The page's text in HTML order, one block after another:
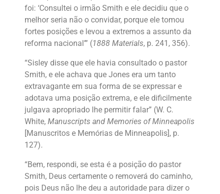
foi: ‘Consultei o irmão Smith e ele decidiu que o
melhor seria não o convidar, porque ele tomou
fortes posições e levou a extremos a assunto da
reforma nacional’” (1888 Materials, p. 241, 356).
“Sisley disse que ele havia consultado o pastor
Smith, e ele achava que Jones era um tanto
extravagante em sua forma de se expressar e
adotava uma posição extrema, e ele dificilmente
julgava apropriado lhe permitir falar” (W. C.
White, Manuscripts and Memories of Minneapolis
[Manuscritos e Memórias de Minneapolis], p.
127).
“Bem, respondi, se esta é a posição do pastor
Smith, Deus certamente o removerá do caminho,
pois Deus não lhe deu a autoridade para dizer o